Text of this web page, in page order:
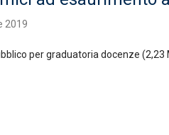
2019
per graduatoria docenze